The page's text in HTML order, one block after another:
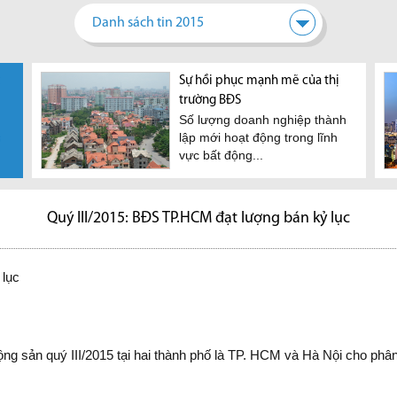
Danh sách tin 2015
nhà
có hộ
tượng
ở
Đề xuất nới room ngoại lên
cấp
Nguồn cung căn hộ cao
hiện nay đang khá hạn chế,
Bộ GTVT gỡ khó cao tốc Trung
Lương-Mỹ Thuận
Lãnh đạo Bộ GTVT thông tin
dự kiến đến cuối tháng 5,
nhà đầu tư sẽ ký...
TP HCM cấp phép xây dựng
trực tuyến từ tháng 10
Để tạo thuận lợi cho người
dân, thành phố sẽ áp dụng
việc cấp phép xây...
Các thủ tục chia tách sổ đỏ,
tách thửa đất
Việc chia tách sổ đỏ, tách
thửa đất cần có những thủ
tục, giấy phép gì...
Thị
địa
Sự hồi phục mạnh mẽ của thị
trường BĐS
Số lượng doanh nghiệp thành
lập mới hoạt động trong lĩnh
vực bất động...
Quý III/2015: BĐS TP.HCM đạt lượng bán kỷ lục
sản quý III/2015 tại hai thành phố là TP. HCM và Hà Nội cho